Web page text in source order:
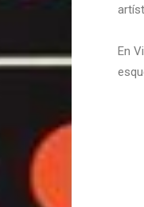
En